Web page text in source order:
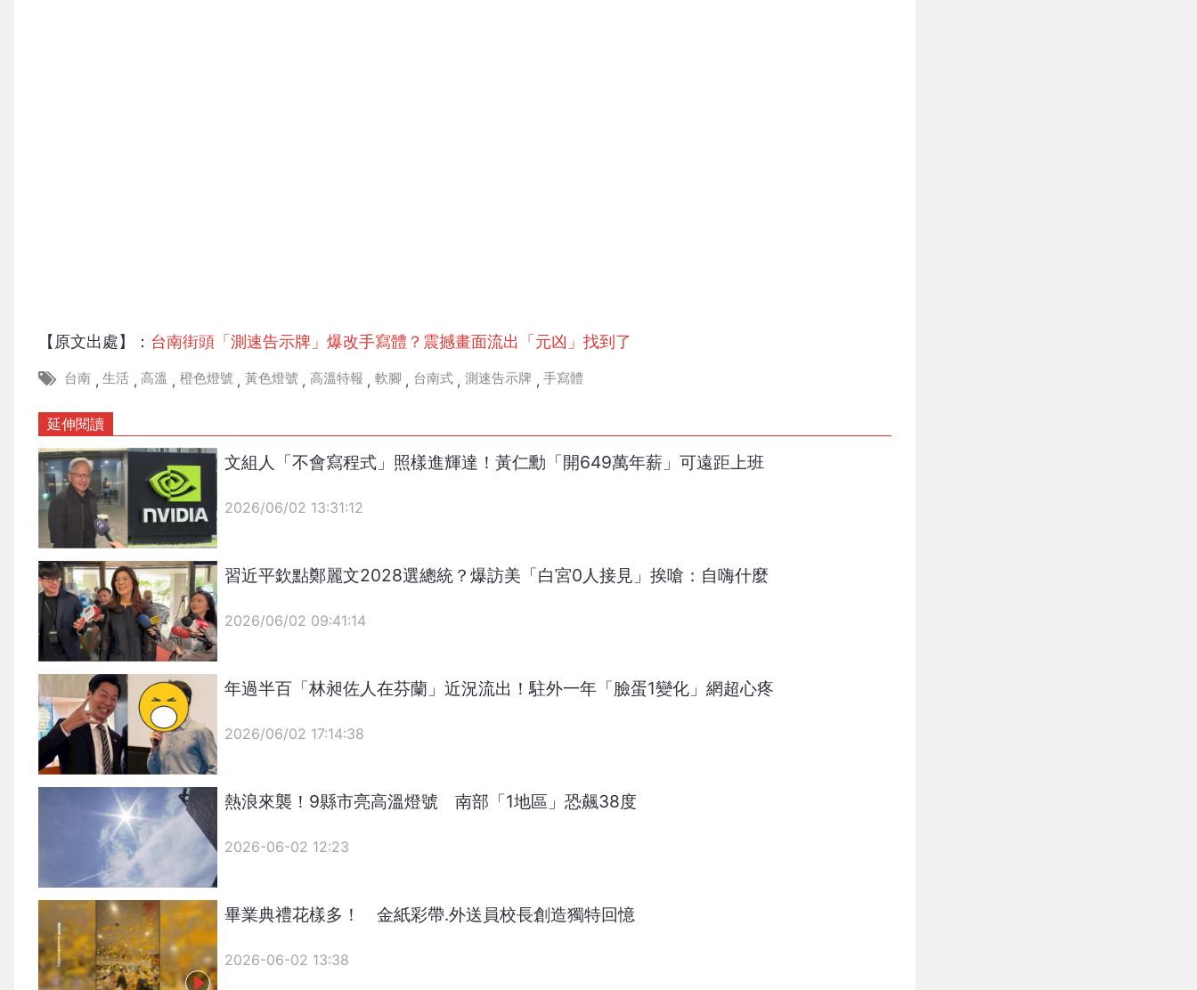
【原文出處】： 台南街頭「測速告示牌」爆改手寫體？震撼畫面流出「元凶」找到了
台南 , 生活 , 高溫 , 橙色燈號 , 黃色燈號 , 高溫特報 , 軟腳 , 台南式 , 測速告示牌 , 手寫體
延伸閱讀
{PLAYICON}
文組人「不會寫程式」照樣進輝達！黃仁勳「開649萬年薪」可遠距上班
2026/06/02 13:31:12
{PLAYICON}
習近平欽點鄭麗文2028選總統？爆訪美「白宮0人接見」挨嗆：自嗨什麼
2026/06/02 09:41:14
{PLAYICON}
年過半百「林昶佐人在芬蘭」近況流出！駐外一年「臉蛋1變化」網超心疼
2026/06/02 17:14:38
熱浪來襲！9縣市亮高溫燈號 南部「1地區」恐飆38度
2026-06-02 12:23
畢業典禮花樣多！ 金紙彩帶.外送員校長創造獨特回憶
2026-06-02 13:38